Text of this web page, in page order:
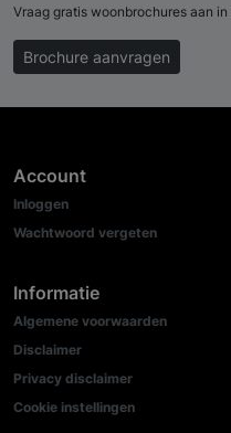
Vraag gratis woonbrochures aan
Brochure aanvragen
Account
Inloggen
Wachtwoord vergeten
Informatie
Algemene voorwaarden
Disclaimer
Privacy disclaimer
Cookie instellingen